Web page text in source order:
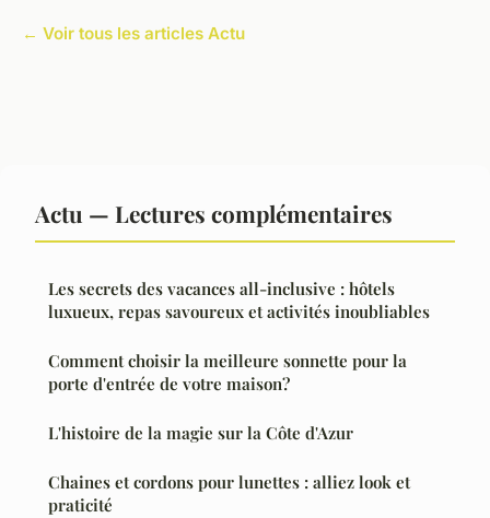
← Voir tous les articles Actu
Actu — Lectures complémentaires
Les secrets des vacances all-inclusive : hôtels
luxueux, repas savoureux et activités inoubliables
Comment choisir la meilleure sonnette pour la
porte d'entrée de votre maison?
L'histoire de la magie sur la Côte d'Azur
Chaines et cordons pour lunettes : alliez look et
praticité